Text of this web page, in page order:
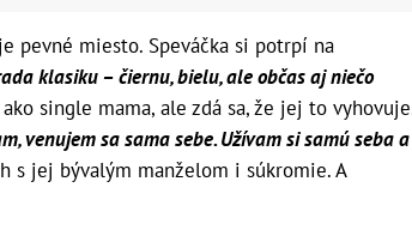
pevné miesto. Speváčka si potrpí na
klasiku – čiernu, bielu, ale občas aj niečo
single mama, ale zdá sa, že jej to
venujem sa sama sebe. Užívam si samú seba a
s jej bývalým manželom i súkromie. A